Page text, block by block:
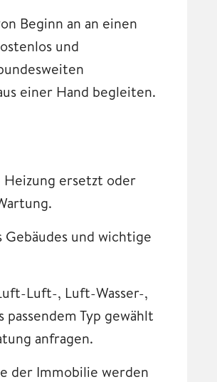
Beginn an an einen
und
einer Hand begleiten.
Heizung ersetzt oder
Gebäudes und wichtige
Luft-, Luft-Wasser-,
passendem Typ gewählt
anfragen.
der Immobilie werden